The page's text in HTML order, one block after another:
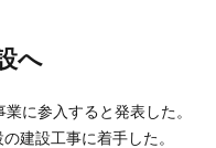
へ
に参入すると発表した。
建設工事に着手した。